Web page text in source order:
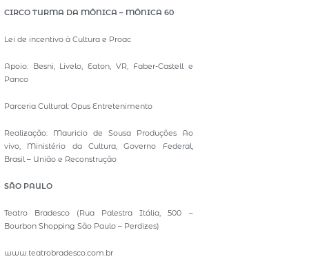
CIRCO TURMA DA MÔNICA – MÔNICA 60
Lei de incentivo à Cultura e Proac
Apoio: Besni, Livelo, Eaton, VR, Faber-Castell e
Panco
Parceria Cultural: Opus Entretenimento
Realização: Mauricio de Sousa Produções Ao
vivo, Ministério da Cultura, Governo Federal,
Brasil – União e Reconstrução
SÃO PAULO
Teatro Bradesco (Rua Palestra Itália, 500 –
Bourbon Shopping São Paulo – Perdizes)
www.teatrobradesco.com.br